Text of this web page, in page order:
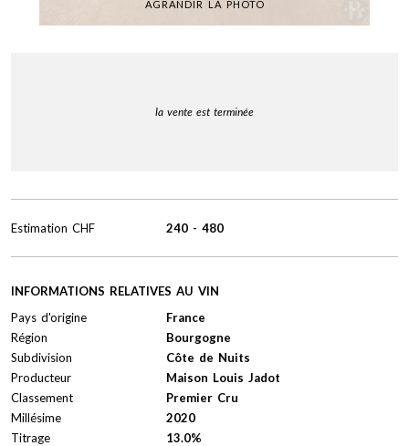
AGRANDIR LA PHOTO
la vente est terminée
INFORMATIONS RELATIVES AU VIN
Pays d'origine
France
Région
Bourgogne
Subdivision
Côte de Nuits
Producteur
Maison Louis Jadot
Classement
Premier Cru
Millésime
2020
Titrage
13.0%
Estimation CHF 240 - 480